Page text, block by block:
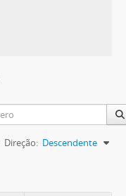
Direção: Descendente